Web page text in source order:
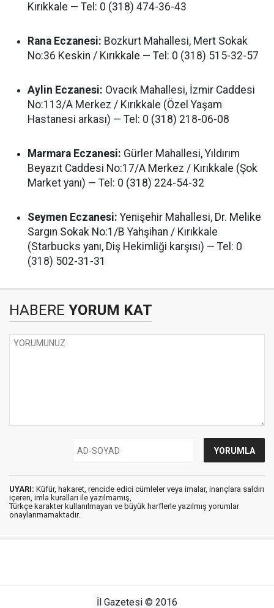
Kırıkkale — Tel: 0 (318) 474-36-43
Rana Eczanesi: Bozkurt Mahallesi, Mert Sokak
No:36 Keskin / Kırıkkale — Tel: 0 (318) 515-32-57
Aylin Eczanesi: Ovacık Mahallesi, İzmir Caddesi
No:113/A Merkez / Kırıkkale (Özel Yaşam
Hastanesi arkası) — Tel: 0 (318) 218-06-08
Marmara Eczanesi: Gürler Mahallesi, Yıldırım
Beyazıt Caddesi No:17/A Merkez / Kırıkkale (Şok
Market yanı) — Tel: 0 (318) 224-54-32
Seymen Eczanesi: Yenişehir Mahallesi, Dr. Melike
Sargın Sokak No:1/B Yahşihan / Kırıkkale
(Starbucks yanı, Diş Hekimliği karşısı) — Tel: 0
(318) 502-31-31
HABERE YORUM KAT
UYARI: Küfür, hakaret, rencide edici cümleler veya imalar, inançlara saldırı
içeren, imla kuralları ile yazılmamış,
Türkçe karakter kullanılmayan ve büyük harflerle yazılmış yorumlar
onaylanmamaktadır.
İl Gazetesi © 2016